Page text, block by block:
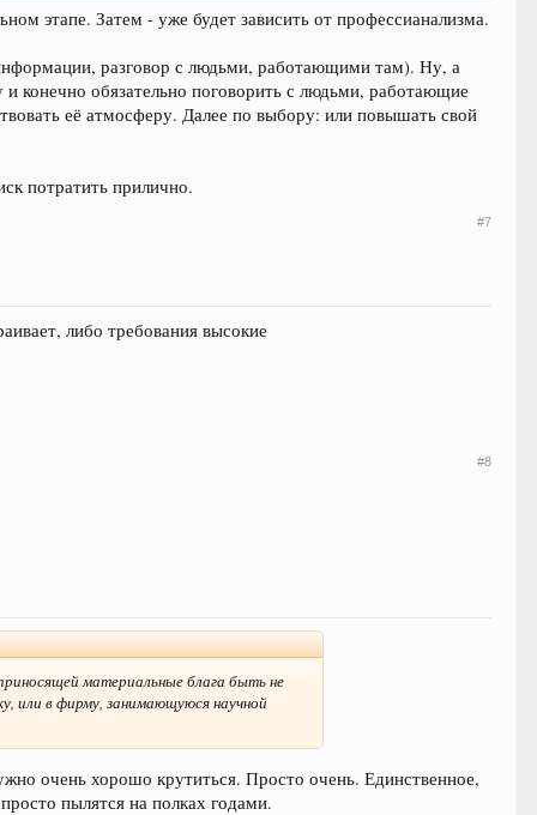
этапе. Затем - уже будет зависить от профессианализма.
разговор с людьми, работающими там). Ну, а
конечно обязательно поговорить с людьми, работающие
её атмосферу. Далее по выбору: или повышать свой
потратить прилично.
#7
либо требования высокие
#8
материальные блага быть не
или в фирму, занимающуюся научной
очень хорошо крутиться. Просто очень. Единственное,
пылятся на полках годами.